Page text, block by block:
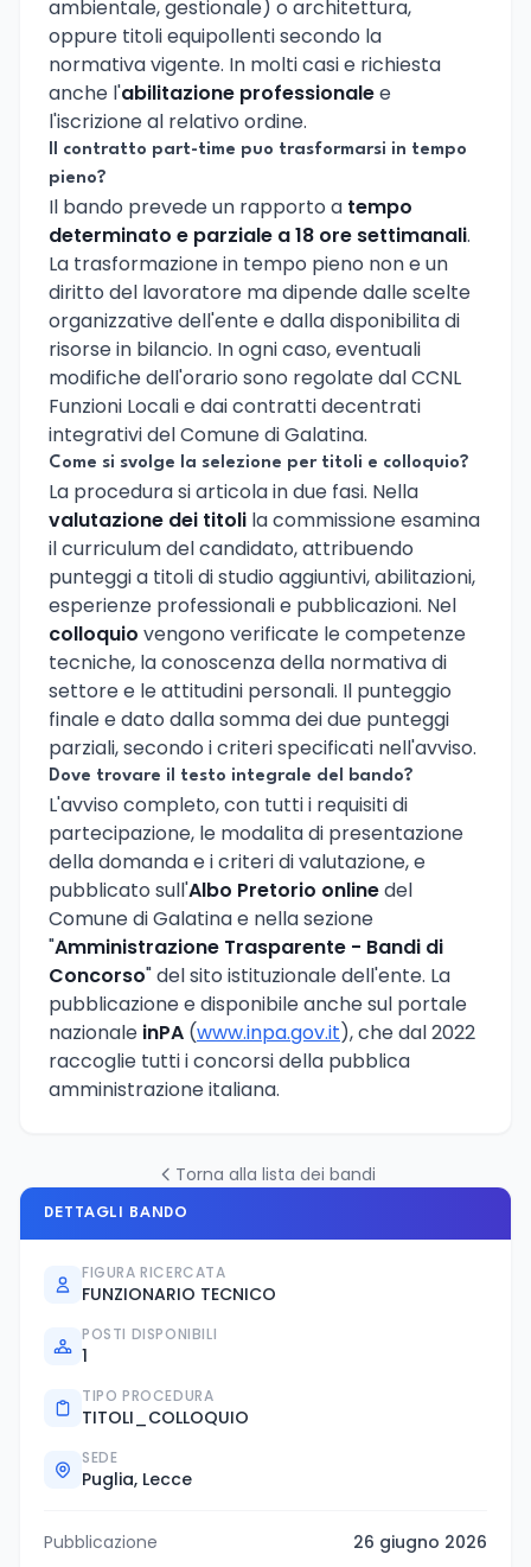
ambientale, gestionale) o architettura,
oppure titoli equipollenti secondo la
normativa vigente. In molti casi e richiesta
anche l'abilitazione professionalee
l'iscrizione al relativo ordine.
Il contratto part-time puo trasformarsi in tempo
pieno?
Il bando prevede un rapporto a tempo
determinato e parziale a 18 ore settimanali.
La trasformazione in tempo pieno non e un
diritto del lavoratore ma dipende dalle scelte
organizzative dell'ente e dalla disponibilita di
risorse in bilancio. In ogni caso, eventuali
modifiche dell'orario sono regolate dal CCNL
Funzioni Locali e dai contratti decentrati
integrativi del Comune di Galatina.
Come si svolge la selezione per titoli e colloquio?
La procedura si articola in due fasi. Nella
valutazione dei titoli la commissione esamina
il curriculum del candidato, attribuendo
punteggi a titoli di studio aggiuntivi, abilitazioni,
esperienze professionali e pubblicazioni. Nel
colloquio vengono verificate le competenze
tecniche, la conoscenza della normativa di
settore e le attitudini personali. Il punteggio
finale e dato dalla somma dei due punteggi
parziali, secondo i criteri specificati nell'avviso.
Dove trovare il testo integrale del bando?
L'avviso completo, con tutti i requisiti di
partecipazione, le modalita di presentazione
della domanda e i criteri di valutazione, e
pubblicato sull'Albo Pretorio onlinedel
Comune di Galatina e nella sezione
"Amministrazione Trasparente - Bandi di
Concorso" del sito istituzionale dell'ente. La
pubblicazione e disponibile anche sul portale
nazionale inPA (www.inpa.gov.it), che dal 2022
raccoglie tutti i concorsi della pubblica
amministrazione italiana.
Torna alla lista dei bandi
DETTAGLI BANDO
FIGURA RICERCATA
FUNZIONARIO TECNICO
POSTI DISPONIBILI
1
TIPO PROCEDURA
TITOLI_COLLOQUIO
SEDE
Puglia, Lecce
Pubblicazione
26 giugno 2026